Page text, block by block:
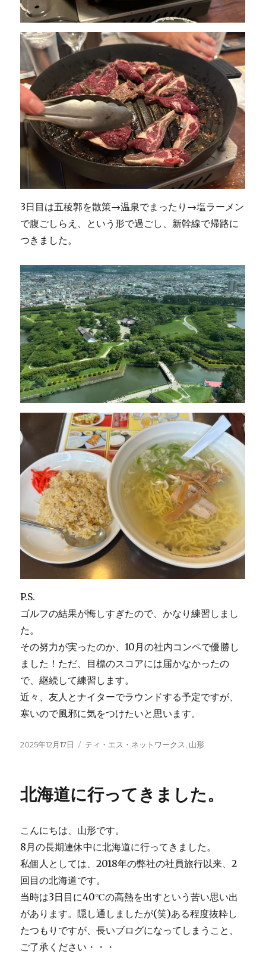
3日目は五稜郭を散策→温泉でまったり→塩ラーメン
で腹ごしらえ、という形で過ごし、新幹線で帰路に
つきました。
P.S.
ゴルフの結果が悔しすぎたので、かなり練習しまし
た。
その努力が実ったのか、10月の社内コンペで優勝し
ました！ただ、目標のスコアには届かなかったの
で、継続して練習します。
近々、友人とナイターでラウンドする予定ですが、
寒いので風邪に気をつけたいと思います。
投
2025年12月17日
カ
ー
ティ・エス・ネットワークス 山形
北海道に行ってきました。
こんにちは、山形です。
8月の長期連休中に北海道に行ってきました。
私個人としては、2018年の弊社の社員旅行以来、2
回目の北海道です。
当時は3日目に40℃の高熱を出すという苦い思い出
があります。隠し通しましたが(笑)ある程度抜粋し
たつもりですが、長いブログになってしまうこと、
ご了承ください・・・